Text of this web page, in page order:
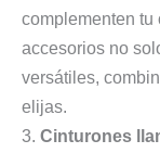
complementen tu
accesorios no
versátiles,
elijas.
3. Cinturones